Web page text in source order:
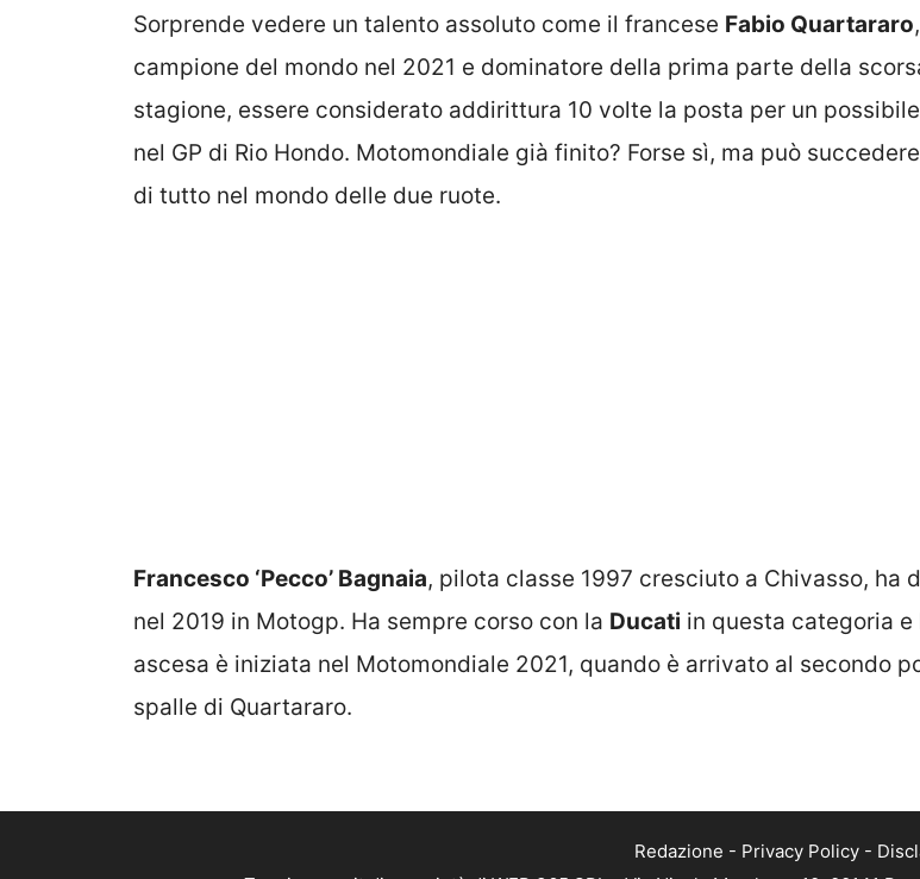
Sorprende vedere un talento assoluto come il francese Fabio Quartararo,
campione del mondo nel 2021 e dominatore della prima parte della
stagione, essere considerato addirittura 10 volte la posta per un
nel GP di Rio Hondo. Motomondiale già finito? Forse sì, ma può
di tutto nel mondo delle due ruote.
Francesco ‘Pecco’ Bagnaia, pilota classe 1997 cresciuto a Chivasso, ha
nel 2019 in Motogp. Ha sempre corso con la Ducati in questa categoria e
ascesa è iniziata nel Motomondiale 2021, quando è arrivato al secondo
spalle di Quartararo.
Redazione - Privacy Policy-